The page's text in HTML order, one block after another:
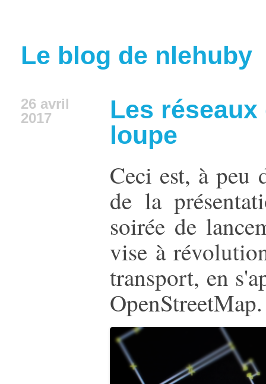
Le blog de nlehuby
26 avril
2017
Les réseaux
loupe
Ceci est, à peu
de la
soirée de
vise à
transport, en
OpenStreetMap.